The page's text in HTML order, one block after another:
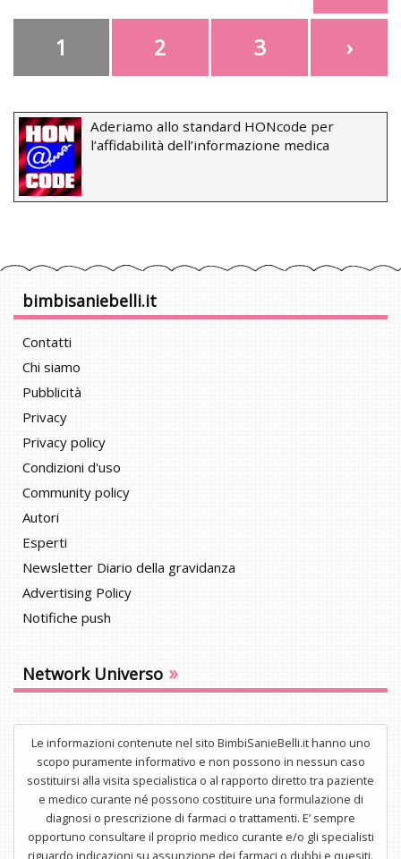
1 2 3 ›
Aderiamo allo standard HONcode per
l’affidabilità dell’informazione medica
bimbisaniebelli.it
Contatti
Chi siamo
Pubblicità
Privacy
Privacy policy
Condizioni d'uso
Community policy
Autori
Esperti
Newsletter Diario della gravidanza
Advertising Policy
Notifiche push
Network Universo »
Le informazioni contenute nel sito BimbiSanieBelli.it hanno uno
scopo puramente informativo e non possono in nessun caso
sostituirsi alla visita specialistica o al rapporto diretto tra paziente
e medico curante né possono costituire una formulazione di
diagnosi o prescrizione di farmaci o trattamenti. E’ sempre
opportuno consultare il proprio medico curante e/o gli specialisti
riguardo indicazioni su assunzione dei farmaci o dubbi e quesiti.